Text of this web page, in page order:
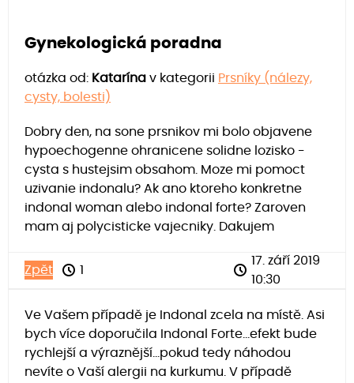
Gynekologická poradna
otázka od: Katarína v kategorii Prsníky (nálezy,
cysty, bolesti)
Dobry den, na sone prsnikov mi bolo objavene
hypoechogenne ohranicene solidne lozisko -
cysta s hustejsim obsahom. Moze mi pomoct
uzivanie indonalu? Ak ano ktoreho konkretne
indonal woman alebo indonal forte? Zaroven
mam aj polycisticke vajecniky. Dakujem
Zpět 1
17. září 2019
10:30
Ve Vašem případě je Indonal zcela na místě. Asi
bych více doporučila Indonal Forte...efekt bude
rychlejší a výraznější...pokud tedy náhodou
nevíte o Vaší alergii na kurkumu. V případě